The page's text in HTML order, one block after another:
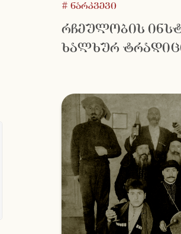
# ნარკვევი
რჩეულობის
ხალხურ